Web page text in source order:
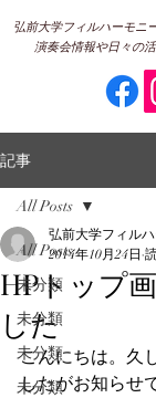
弘前大学フィルハーモニ
演奏会情報や日々の
記事
All Posts
未分類
未分類
未分類
未分類
All Posts
HPトップ
した
弘前大学フィル
2014年10月24日
こんにちは。久
したがお知らせ